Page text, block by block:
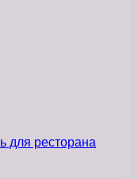
для ресторана